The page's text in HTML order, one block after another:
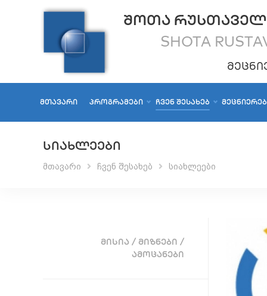
ᲨᲝᲗᲐ
SHOTA
ᲛᲗᲐᲕᲐᲠᲘ ᲞᲠᲝᲒᲠᲐᲛᲔᲑᲘ ᲩᲕᲔᲜ ᲨᲔᲡᲐᲮᲔᲑ
ᲡᲘᲐᲮᲚᲔᲔᲑᲘ
მთავარი ჩვენ შესახებ სიახლეები
ᲛᲘᲡᲘᲐ / ᲛᲘᲖᲜᲔᲑᲘ /
ᲐᲛᲝᲪᲐᲜᲔᲑᲘ